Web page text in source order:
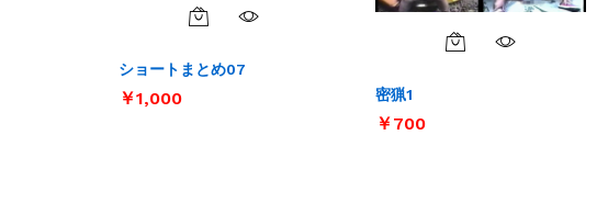
ショートまとめ07
￥1,000
￥1,000 密猟1
￥700
￥700